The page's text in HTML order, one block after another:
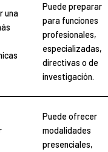
una
Puede preparar
para funciones
profesionales,
especializadas,
directivas o de
investigación.
Puede ofrecer
modalidades
presenciales,